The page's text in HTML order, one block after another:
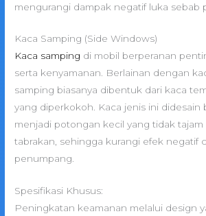
mengurangi dampak negatif luka sebab
Kaca Samping (Side Windows)
Kaca samping di mobil berperanan
serta kenyamanan. Berlainan dengan
samping biasanya dibentuk dari kaca
yang diperkokoh. Kaca jenis ini didesain
menjadi potongan kecil yang tidak tajam
tabrakan, sehingga kurangi efek negatif
penumpang.
Spesifikasi Khusus:
Peningkatan keamanan melalui design